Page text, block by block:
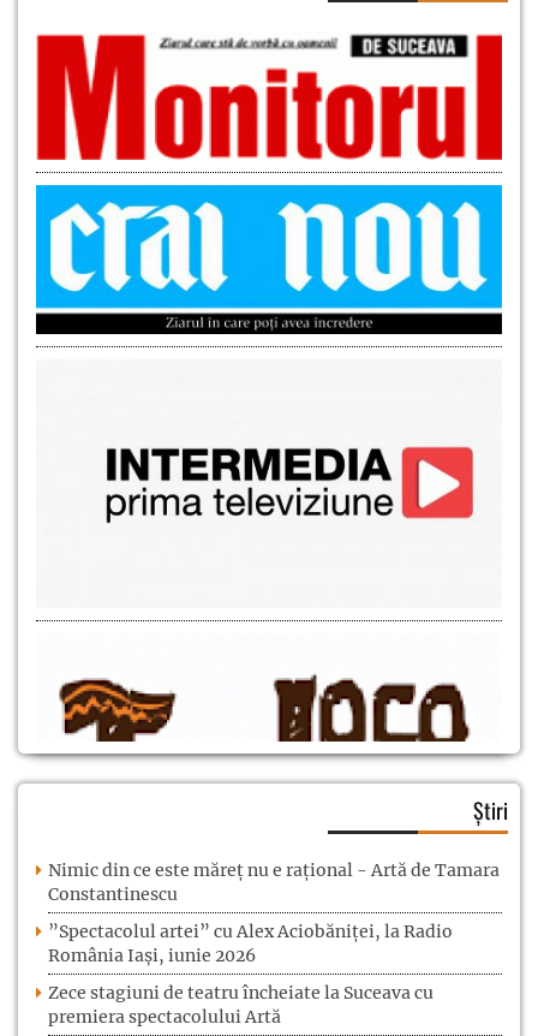
Știri
Nimic din ce este măreț nu e rațional - Artă de Tamara
Constantinescu
”Spectacolul artei” cu Alex Aciobăniței, la Radio
România Iași, iunie 2026
Zece stagiuni de teatru încheiate la Suceava cu
premiera spectacolului Artă